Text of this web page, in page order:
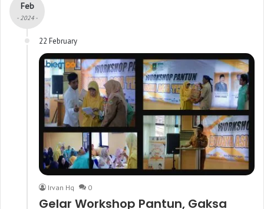
Feb
- 2024 -
22 February
Irvan Hq 0
Gelar Workshop Pantun, Gaksa